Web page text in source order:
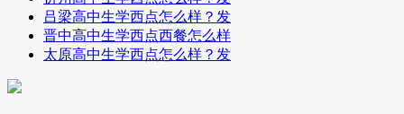
吕梁高中生学西点怎么样？发
晋中高中生学西点西餐怎么样
太原高中生学西点怎么样？发